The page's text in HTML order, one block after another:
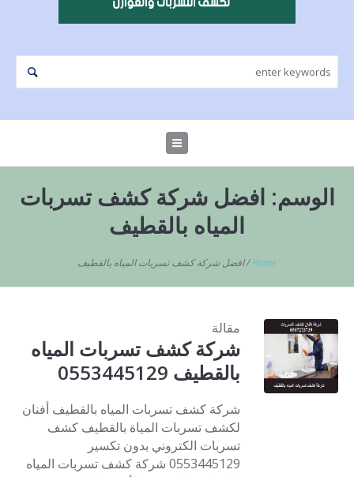
الوسم: افضل شركة كشف تسربات
المياه بالقطيف
Home
/افضل شركة كشف تسربات المياه بالقطيف
مقالة
شركة كشف تسربات المياه
بالقطيف 0553445129
شركة كشف تسربات المياه بالقطيف أفنان
لكشف تسربات المياة بالقطيف كشف
تسربات الكتروني بدون تكسير
0553445129 شركة كشف تسربات المياه